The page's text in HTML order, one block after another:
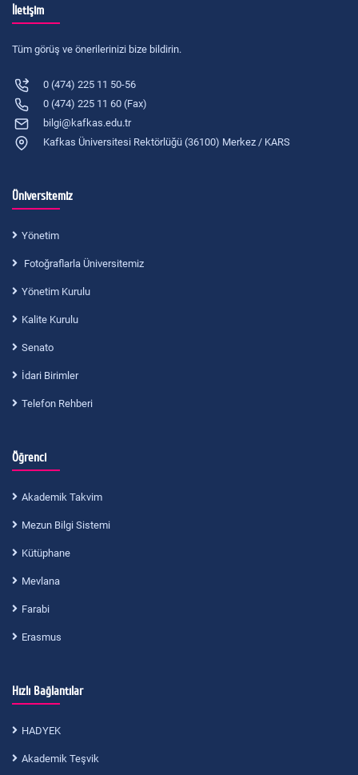
İletişim
Tüm görüş ve önerilerinizi bize bildirin.
0 (474) 225 11 50-56
0 (474) 225 11 60 (Fax)
bilgi@kafkas.edu.tr
Kafkas Üniversitesi Rektörlüğü (36100) Merkez / KARS
Üniversitemiz
Yönetim
Fotoğraflarla Üniversitemiz
Yönetim Kurulu
Kalite Kurulu
Senato
İdari Birimler
Telefon Rehberi
Öğrenci
Akademik Takvim
Mezun Bilgi Sistemi
Kütüphane
Mevlana
Farabi
Erasmus
Hızlı Bağlantılar
HADYEK
Akademik Teşvik